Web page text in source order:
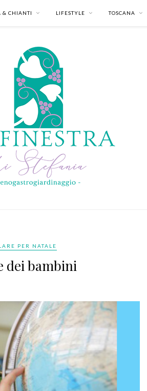
& CHIANTI LIFESTYLE TOSCANA
PER NATALE
dei bambini